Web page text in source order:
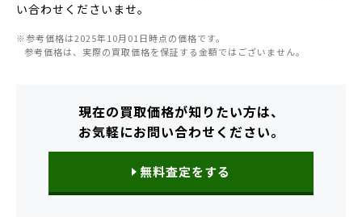
い合わせくださいませ。
※参考価格は2025年10月01日時点の価格です。
参考価格は、実際の買取価格を保証する金額ではございません。
現在の買取価格が知りたい方は、
お気軽にお問い合わせください。
無料査定をする